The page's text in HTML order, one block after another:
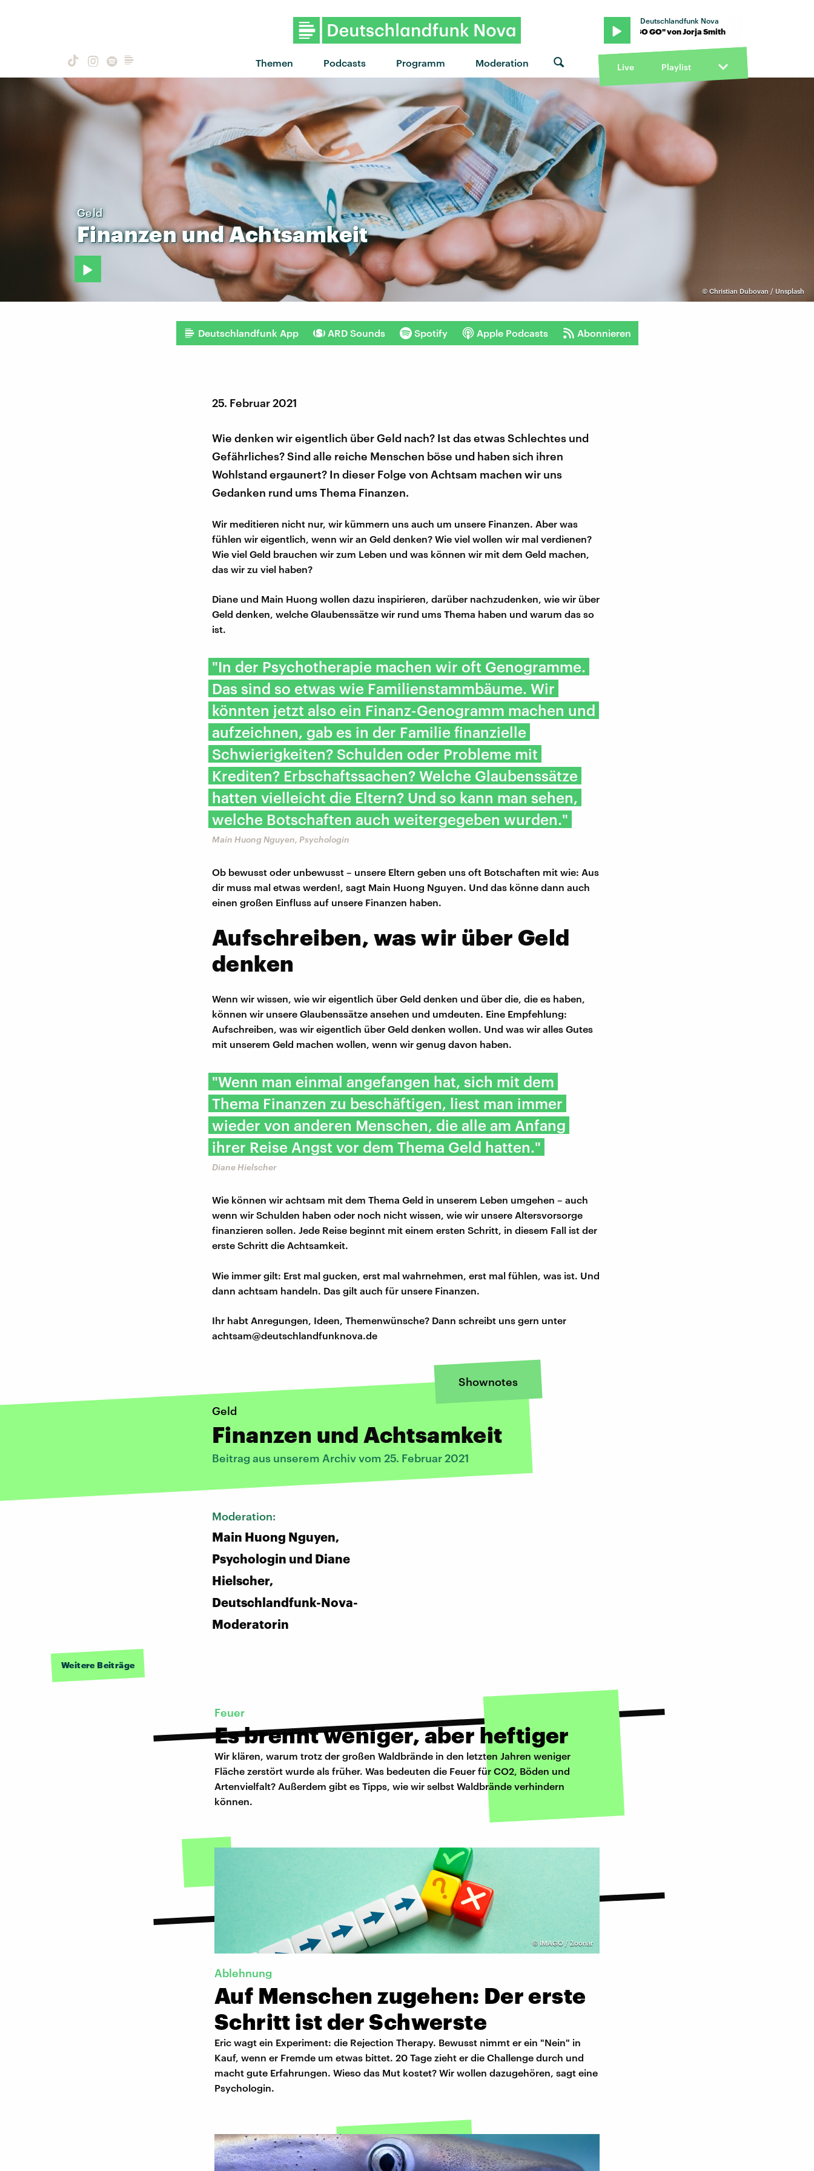
Themen Podcasts Programm Moderation
Deutschlandfunk Nova
"GO GO GO" von Jorja Smith · "GO GO GO" von Jorja Smith · "GO GO GO" von Jorja Smith
Live Playlist
© Christian Dubovan / Unsplash
Geld
FinanzenundAchtsamkeit
Deutschlandfunk App ARD Sounds Spotify Apple Podcasts Abonnieren
25. Februar 2021
Wie denken wir eigentlich über Geld nach? Ist das etwas Schlechtes und
Gefährliches? Sind alle reiche Menschen böse und haben sich ihren
Wohlstand ergaunert? In dieser Folge von Achtsam machen wir uns
Gedanken rund ums Thema Finanzen.
Wir meditieren nicht nur, wir kümmern uns auch um unsere Finanzen. Aber was
fühlen wir eigentlich, wenn wir an Geld denken? Wie viel wollen wir mal verdienen?
Wie viel Geld brauchen wir zum Leben und was können wir mit dem Geld machen,
das wir zu viel haben?
Diane und Main Huong wollen dazu inspirieren, darüber nachzudenken, wie wir über
Geld denken, welche Glaubenssätze wir rund ums Thema haben und warum das so
ist.
"In der Psychotherapie machen wir oft Genogramme.
Das sind so etwas wie Familienstammbäume. Wir
könnten jetzt also ein Finanz-Genogramm machen und
aufzeichnen, gab es in der Familie finanzielle
Schwierigkeiten? Schulden oder Probleme mit
Krediten? Erbschaftssachen? Welche Glaubenssätze
hatten vielleicht die Eltern? Und so kann man sehen,
welche Botschaften auch weitergegeben wurden."
Main Huong Nguyen, Psychologin
Ob bewusst oder unbewusst – unsere Eltern geben uns oft Botschaften mit wie: Aus
dir muss mal etwas werden!, sagt Main Huong Nguyen. Und das könne dann auch
einen großen Einfluss auf unsere Finanzen haben.
Aufschreiben, was wir über Geld
denken
Wenn wir wissen, wie wir eigentlich über Geld denken und über die, die es haben,
können wir unsere Glaubenssätze ansehen und umdeuten. Eine Empfehlung:
Aufschreiben, was wir eigentlich über Geld denken wollen. Und was wir alles Gutes
mit unserem Geld machen wollen, wenn wir genug davon haben.
"Wenn man einmal angefangen hat, sich mit dem
Thema Finanzen zu beschäftigen, liest man immer
wieder von anderen Menschen, die alle am Anfang
ihrer Reise Angst vor dem Thema Geld hatten."
Diane Hielscher
Wie können wir achtsam mit dem Thema Geld in unserem Leben umgehen – auch
wenn wir Schulden haben oder noch nicht wissen, wie wir unsere Altersvorsorge
finanzieren sollen. Jede Reise beginnt mit einem ersten Schritt, in diesem Fall ist der
erste Schritt die Achtsamkeit.
Wie immer gilt: Erst mal gucken, erst mal wahrnehmen, erst mal fühlen, was ist. Und
dann achtsam handeln. Das gilt auch für unsere Finanzen.
Ihr habt Anregungen, Ideen, Themenwünsche? Dann schreibt uns gern unter
achtsam@deutschlandfunknova.de
Shownotes
Geld
Finanzen und Achtsamkeit
Beitrag aus unserem Archiv vom 25. Februar 2021
Moderation:
Main Huong Nguyen,
Psychologin und Diane
Hielscher,
Deutschlandfunk-Nova-
Moderatorin
Weitere Beiträge
Feuer
Es brennt weniger, aber heftiger
Wir klären, warum trotz der großen Waldbrände in den letzten Jahren weniger
Fläche zerstört wurde als früher. Was bedeuten die Feuer für CO2, Böden und
Artenvielfalt? Außerdem gibt es Tipps, wie wir selbst Waldbrände verhindern
können.
© IMAGO / Zoonar
Ablehnung
Auf Menschen zugehen: Der erste
Schritt ist der Schwerste
Eric wagt ein Experiment: die Rejection Therapy. Bewusst nimmt er ein "Nein" in
Kauf, wenn er Fremde um etwas bittet. 20 Tage zieht er die Challenge durch und
macht gute Erfahrungen. Wieso das Mut kostet? Wir wollen dazugehören, sagt eine
Psychologin.